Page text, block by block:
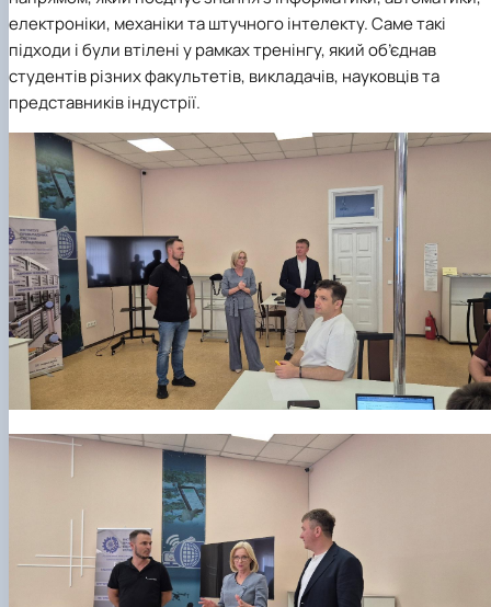
електроніки, механіки та штучного інтелекту. Саме такі
підходи і були втілені у рамках тренінгу, який об’єднав
студентів різних факультетів, викладачів, науковців та
представників індустрії.